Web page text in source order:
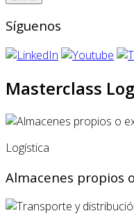
Síguenos
Masterclass
Logística
Almacenes propios